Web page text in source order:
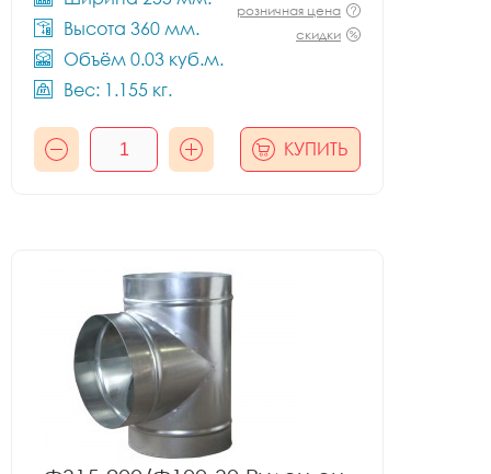
Высота 360 мм.
Объём 0.03 куб.м.
Вес: 1.155 кг.
розничная цена
скидки
КУПИТЬ